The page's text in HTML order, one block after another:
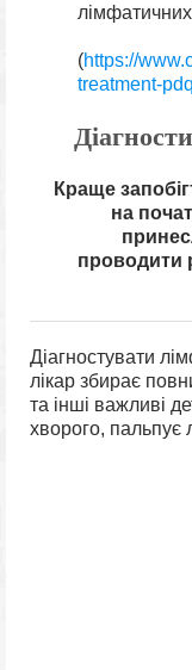
лімфатичних
(https://
treatment-
Краще
на
проводити
Діагностувати
лікар збирає
та інші важливі
хворого, пальпує